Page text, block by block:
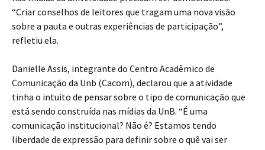
“Criar conselhos de leitores que tragam uma nova visão
sobre a pauta e outras experiências de participação”,
refletiu ela.
Danielle Assis, integrante do Centro Acadêmico de
Comunicação da Unb (Cacom), declarou que a atividade
tinha o intuito de pensar sobre o tipo de comunicação que
está sendo construída nas mídias da UnB. “É uma
comunicação institucional? Não é? Estamos tendo
liberdade de expressão para definir sobre o quê vai ser